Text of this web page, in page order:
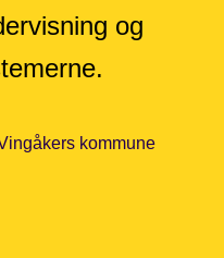
og
kommune